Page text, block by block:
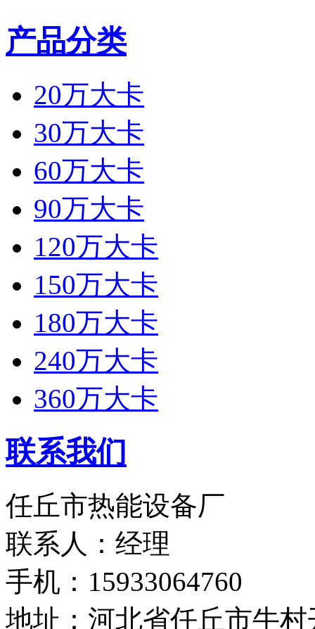
产品分类
20万大卡
30万大卡
60万大卡
90万大卡
120万大卡
150万大卡
180万大卡
240万大卡
360万大卡
联系我们
任丘市热能设备厂
联系人：经理
手机：15933064760
地址：河北省任丘市牛村